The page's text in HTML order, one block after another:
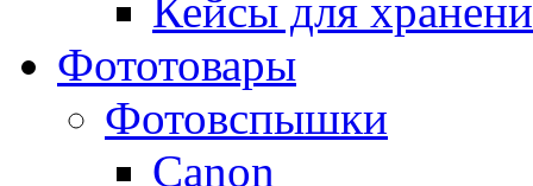
Кейсы для
Фототовары
Фотовспышки
Canon